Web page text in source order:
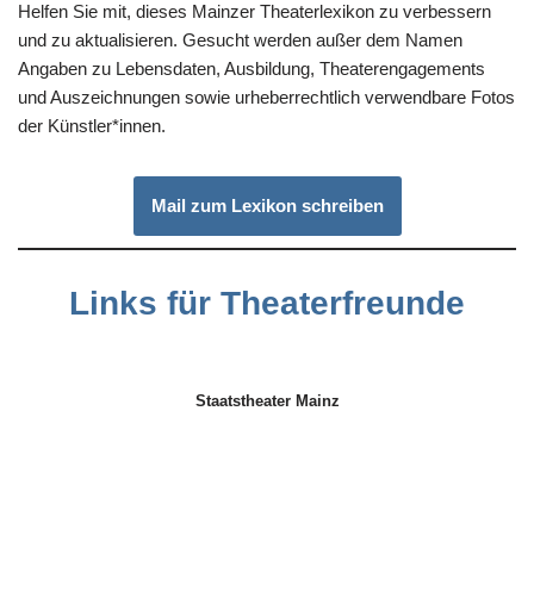
Helfen Sie mit, dieses Mainzer Theaterlexikon zu verbessern
und zu aktualisieren. Gesucht werden außer dem Namen
Angaben zu Lebensdaten, Ausbildung, Theaterengagements
und Auszeichnungen sowie urheberrechtlich verwendbare Fotos
der Künstler*innen.
Mail zum Lexikon schreiben
Links für Theaterfreunde
Staatstheater Mainz